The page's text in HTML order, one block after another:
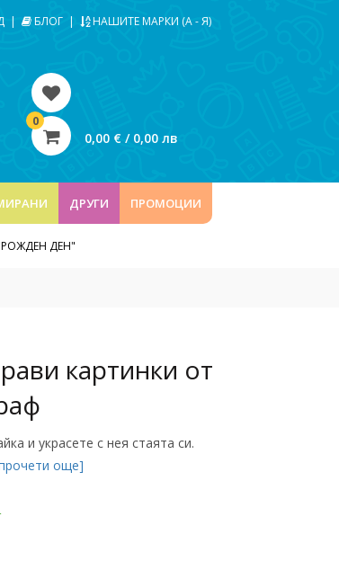
| БЛОГ | НАШИТЕ МАРКИ (А - Я)
0
0,00 € / 0,00 лв
ДРУГИ ПРОМОЦИИ
ДЕН"
картинки от
и украсете с нея стаята си.
още]